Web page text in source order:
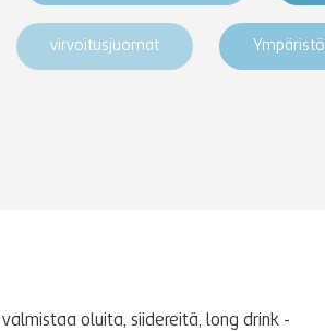
virvoitusjuomat Ympäristö
oluita, siidereitä, long drink -